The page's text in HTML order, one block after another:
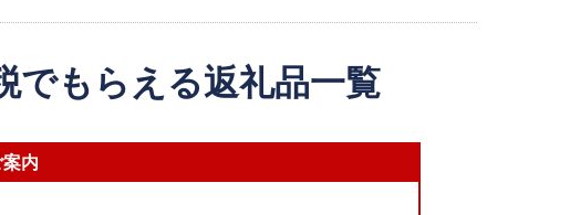
でもらえる返礼品一覧
内